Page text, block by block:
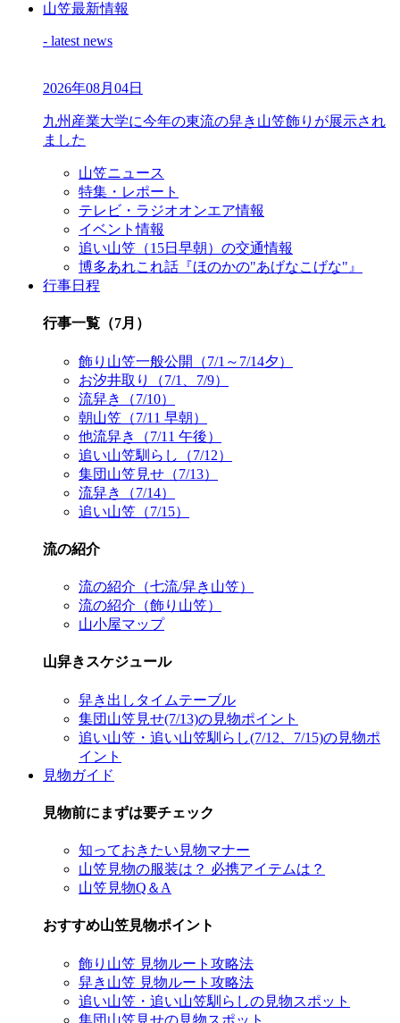
山笠最新情報
- latest news
2026年08月04日
九州産業大学に今年の東流の舁き山笠飾りが展示され
ました
山笠ニュース
特集・レポート
テレビ・ラジオオンエア情報
イベント情報
追い山笠（15日早朝）の交通情報
博多あれこれ話『ほのかの"あげなこげな"』
行事日程
行事一覧（7月）
飾り山笠一般公開（7/1～7/14夕）
お汐井取り（7/1、7/9）
流舁き（7/10）
朝山笠（7/11 早朝）
他流舁き（7/11 午後）
追い山笠馴らし（7/12）
集団山笠見せ（7/13）
流舁き（7/14）
追い山笠（7/15）
流の紹介
流の紹介（七流/舁き山笠）
流の紹介（飾り山笠）
山小屋マップ
山舁きスケジュール
舁き出しタイムテーブル
集団山笠見せ(7/13)の見物ポイント
追い山笠・追い山笠馴らし(7/12、7/15)の見物ポ
イント
見物ガイド
見物前にまずは要チェック
知っておきたい見物マナー
山笠見物の服装は？ 必携アイテムは？
山笠見物Q＆A
おすすめ山笠見物ポイント
飾り山笠 見物ルート攻略法
舁き山笠 見物ルート攻略法
追い山笠・追い山笠馴らしの見物スポット
集団山笠見せの見物スポット